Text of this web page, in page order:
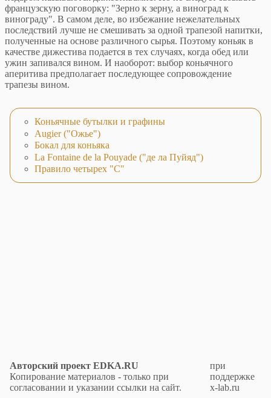
французскую поговорку: "Зерно к зерну, а виноград к
винограду". В самом деле, во избежание нежелательных
последствий лучше не смешивать за одной трапезой напитки,
полученные на основе различного сырья. Поэтому коньяк в
качестве дижестива подается в тех случаях, когда обед или
ужин запивался вином. И наоборот: выбор коньячного
аперитива предполагает последующее сопровождение
трапезы вином.
Коньячные бутылки и графины
Augier ("Ожье")
Бокал для коньяка
La Fontaine de la Pouyade ("де ла Пуйяд")
Правило четырех "С"
Авторский проект EDKA.RU
Копирование материалов - только при
согласовании и указании ссылки на сайт.
при
поддержке
x-lab.ru